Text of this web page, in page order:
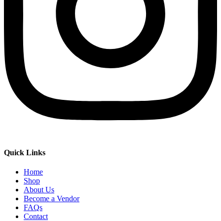
Quick Links
Home
Shop
About Us
Become a Vendor
FAQs
Contact